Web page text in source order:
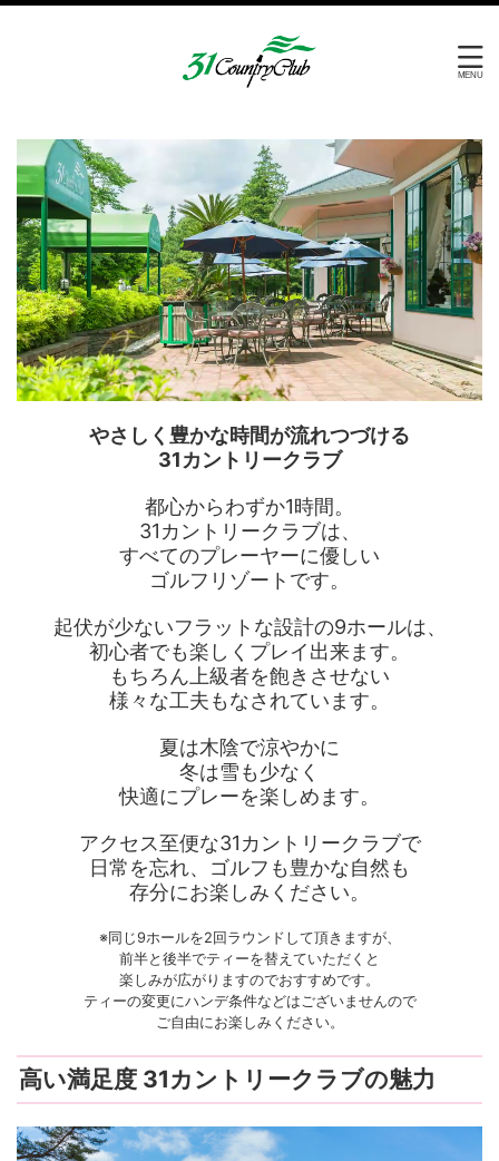
やさしく豊かな時間が流れつづける
31カントリークラブ
都心からわずか1時間。
31カントリークラブは、
すべてのプレーヤーに優しい
ゴルフリゾートです。
起伏が少ないフラットな設計の9ホールは、
初心者でも楽しくプレイ出来ます。
もちろん上級者を飽きさせない
様々な工夫もなされています。
夏は木陰で涼やかに
冬は雪も少なく
快適にプレーを楽しめます。
アクセス至便な31カントリークラブで
日常を忘れ、ゴルフも豊かな自然も
存分にお楽しみください。
※同じ9ホールを2回ラウンドして頂きますが、
前半と後半でティーを替えていただくと
楽しみが広がりますのでおすすめです。
ティーの変更にハンデ条件などはございませんので
ご自由にお楽しみください。
高い満足度 31カントリークラブの魅力